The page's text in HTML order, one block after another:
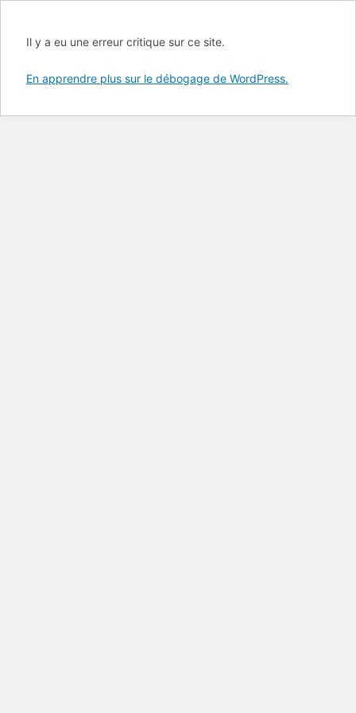
Il y a eu une erreur critique sur ce site.
En apprendre plus sur le débogage de WordPress.